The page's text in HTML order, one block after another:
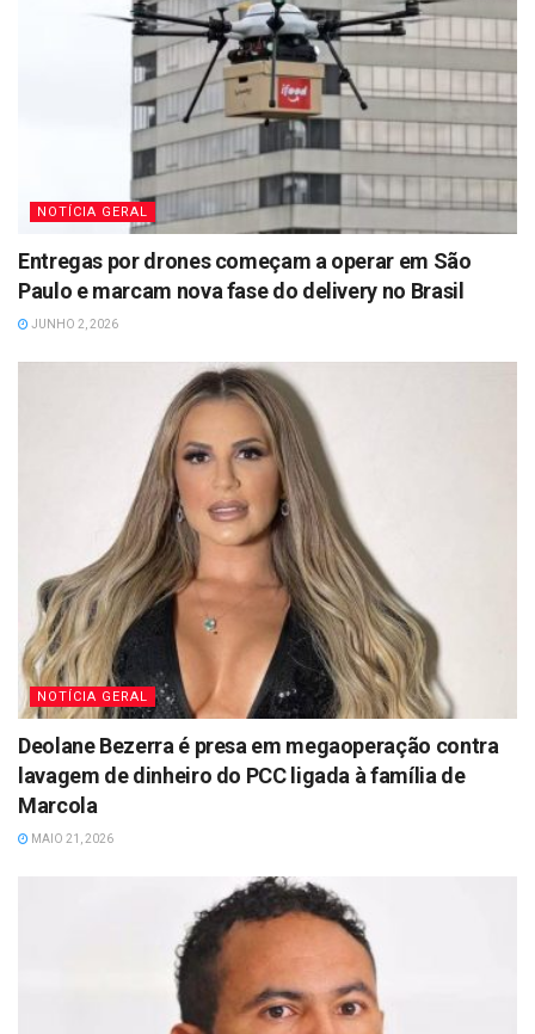
NOTÍCIA GERAL
Entregas por drones começam a operar em São
Paulo e marcam nova fase do delivery no Brasil
JUNHO 2, 2026
NOTÍCIA GERAL
Deolane Bezerra é presa em megaoperação contra
lavagem de dinheiro do PCC ligada à família de
Marcola
MAIO 21, 2026